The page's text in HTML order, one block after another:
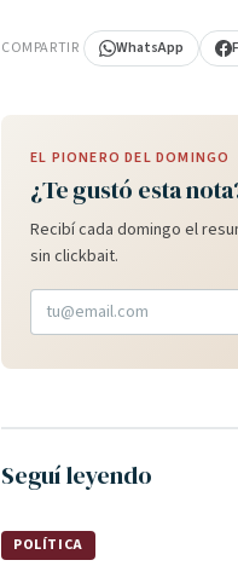
COMPARTIR WhatsApp
EL PIONERO DEL DOMINGO
¿Te gustó esta
Recibí cada domingo el
sin clickbait.
Seguí leyendo
POLÍTICA